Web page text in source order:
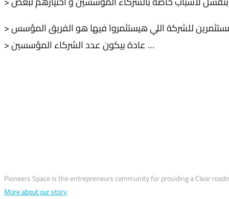
للشركة اللي هيستثمروا فيها هو الفريق المؤسس
> عادة بيكون عدد الشركاء المؤسسين …
Pioneers Space is the entrepreneurs community for providing a Clear
More about our story